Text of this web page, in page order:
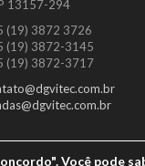
13157-294
(19) 3872 3726
(19) 3872-3145
(19) 3872-3717
Você pode